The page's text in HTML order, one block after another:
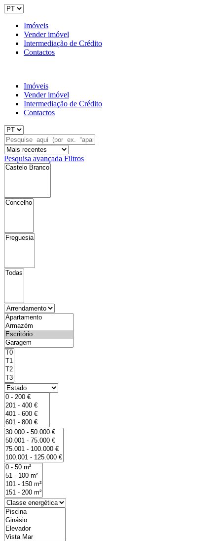
Imóveis
Vender imóvel
Intermediação de Crédito
Contactos
Imóveis
Vender imóvel
Intermediação de Crédito
Contactos
Pesquisa avançada Filtros